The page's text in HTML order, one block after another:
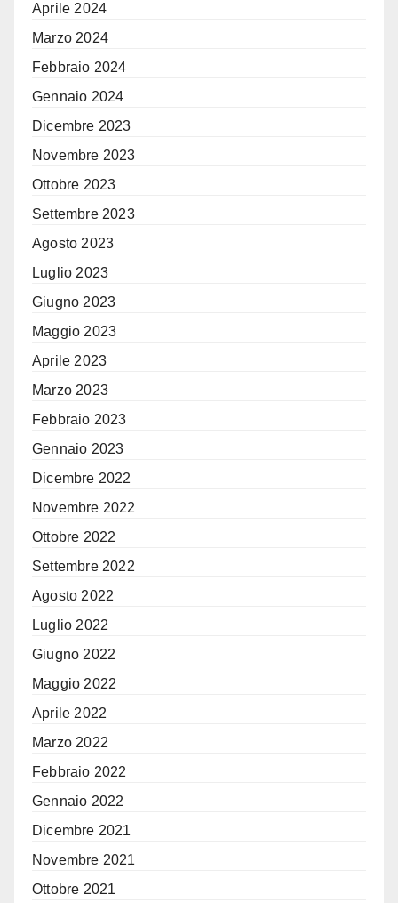
Aprile 2024
Marzo 2024
Febbraio 2024
Gennaio 2024
Dicembre 2023
Novembre 2023
Ottobre 2023
Settembre 2023
Agosto 2023
Luglio 2023
Giugno 2023
Maggio 2023
Aprile 2023
Marzo 2023
Febbraio 2023
Gennaio 2023
Dicembre 2022
Novembre 2022
Ottobre 2022
Settembre 2022
Agosto 2022
Luglio 2022
Giugno 2022
Maggio 2022
Aprile 2022
Marzo 2022
Febbraio 2022
Gennaio 2022
Dicembre 2021
Novembre 2021
Ottobre 2021